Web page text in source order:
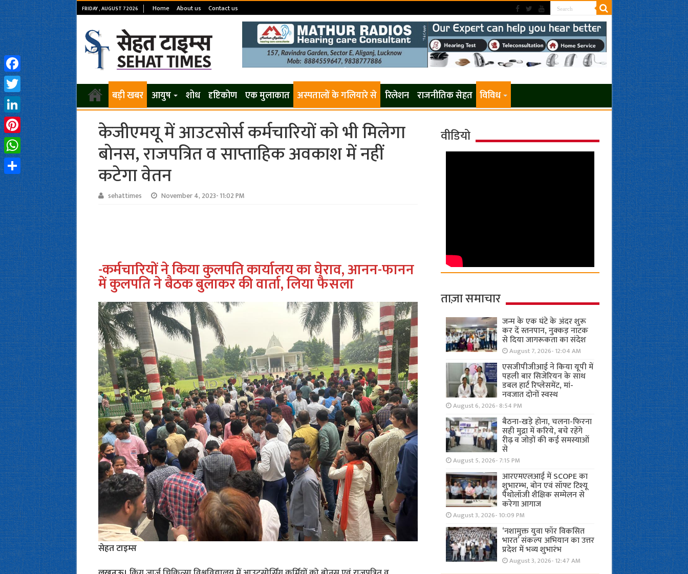
FRIDAY , AUGUST 7 2026 Home About us Contact us
बड़ी खबर आयुष शोध दृष्टिकोण एक मुलाकात अस्पतालों के गलियारे से रिलेशन राजनीतिक सेहत विविध
केजीएमयू में आउटसोर्स कर्मचारियों को भी मिलेगा
बोनस, राजपत्रित व साप्ताहिक अवकाश में नहीं
कटेगा वेतन
sehattimes November 4, 2023- 11:02 PM
-कर्मचारियों ने किया कुलपति कार्यालय का घेराव, आनन-फानन
में कुलपति ने बैठक बुलाकर की वार्ता, लिया फैसला
सेहत टाइम्स
वीडियो
ताज़ा समाचार
जन्म के एक घंटे के अंदर शुरू
कर दें स्तनपान, नुक्कड़ नाटक
से दिया जागरूकता का संदेश
August 7, 2026- 12:04 AM
एसजीपीजीआई ने किया यूपी में
पहली बार सिजेरियन के साथ
डबल हार्ट रिप्लेसमेंट, मां-
नवजात दोनों स्वस्थ
August 6, 2026- 8:54 PM
बैठना-खड़े होना, चलना-फिरना
सही मुद्रा में करिये, बचे रहेंगे
रीढ़ व जोड़ों की कई समस्याओं
से
August 5, 2026- 7:15 PM
आरएमएलआई में SCOPE का
शुभारम्भ, बोन एवं सॉफ्ट टिश्यू
पैथोलॉजी शैक्षिक सम्मेलन से
करेगा आगाज
August 3, 2026- 10:09 PM
‘नशामुक्त युवा फॉर विकसित
भारत’ संकल्प अभियान का उत्तर
प्रदेश में भव्य शुभारंभ
August 3, 2026- 12:47 AM
Facebook
Twitter
LinkedIn
Pinterest
WhatsApp
Share